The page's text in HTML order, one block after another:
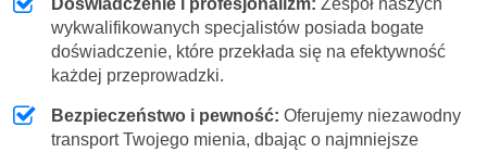
Doświadczenie i profesjonalizm: Zespół naszych
wykwalifikowanych specjalistów posiada bogate
doświadczenie, które przekłada się na efektywność
każdej przeprowadzki.
Bezpieczeństwo i pewność: Oferujemy niezawodny
transport Twojego mienia, dbając o najmniejsze